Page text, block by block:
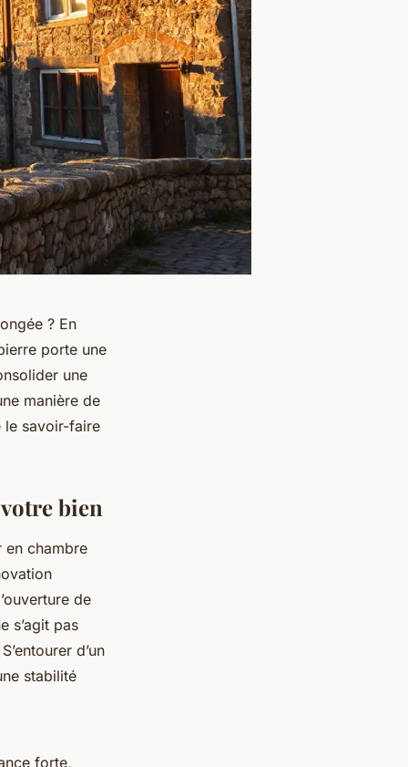
? En
porte une
une
manière de
le savoir-faire
bien
en chambre
de
s’agit pas
d’un
stabilité
forte,